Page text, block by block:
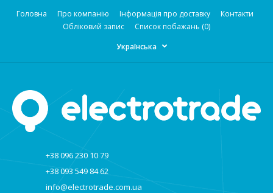
Головна Про компанію Інформація про доставку
Контакти
Обліковий запис
Список побажань (0)
Українська
+38 096 230 10 79
+38 093 549 84 62
info@electrotrade.com.ua